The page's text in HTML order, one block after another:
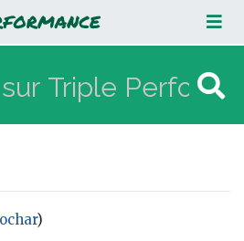
)